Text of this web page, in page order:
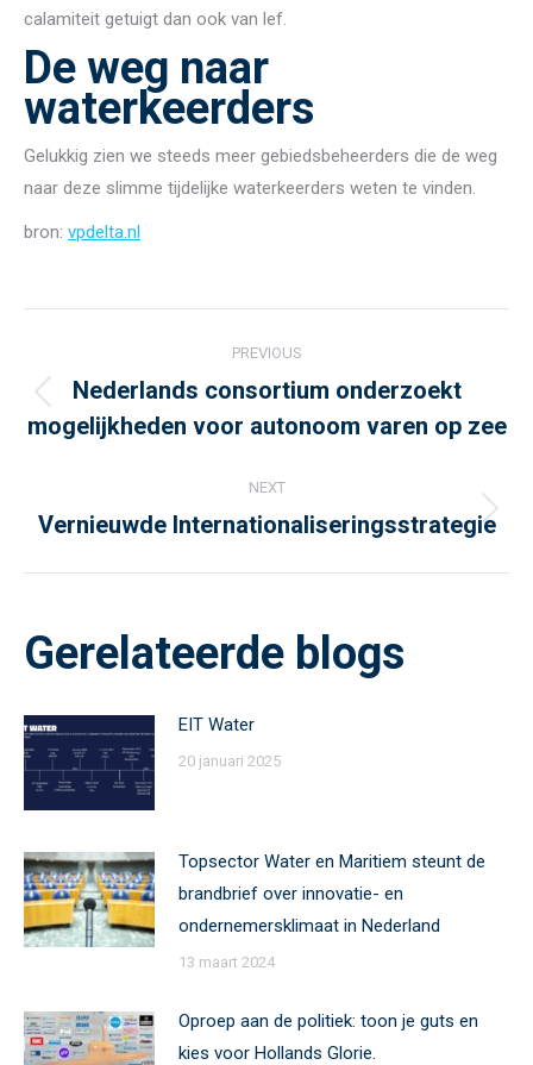
calamiteit getuigt dan ook van lef.
De weg naar
waterkeerders
Gelukkig zien we steeds meer gebiedsbeheerders die de weg
naar deze slimme tijdelijke waterkeerders weten te vinden.
bron: vpdelta.nl
navigation
PREVIOUS
Previous
post:
Nederlands consortium onderzoekt
mogelijkheden voor autonoom varen op zee
NEXT
Next
Vernieuwde Internationaliseringsstrategie
Gerelateerde blogs
EIT Water
20 januari 2025
Topsector Water en Maritiem steunt de
brandbrief over innovatie- en
ondernemersklimaat in Nederland
13 maart 2024
Oproep aan de politiek: toon je guts en
kies voor Hollands Glorie.